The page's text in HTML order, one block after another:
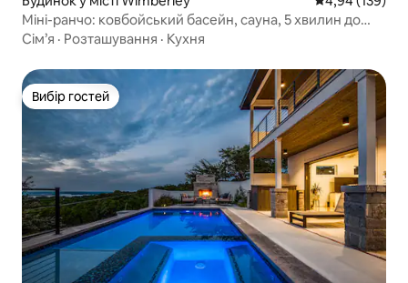
Міні-ранчо: ковбойський басейн, сауна, 5 хвилин до
Блакитної ями
Сім’я · Розташування · Кухня
Вибір гостей
Вибір гостей